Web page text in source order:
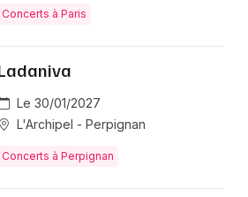
a eu lieu le 21 décembre 2025
(75).
acheté ses billets pour Real
ouverte avec des tarifs compris
Concerts à Paris
Le 30/01/2027
L'Archipel - Perpignan
Concerts à Perpignan